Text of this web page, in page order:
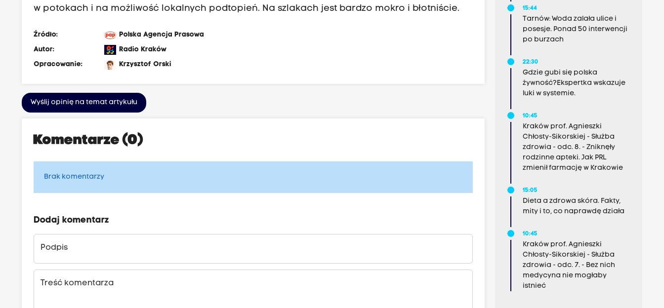
w potokach i na możliwość lokalnych podtopień. Na szlakach jest bardzo mokro i błotniście.
Źródło:
Polska Agencja Prasowa
Autor:
Radio Kraków
Opracowanie:
Krzysztof Orski
Wyślij opinię na temat artykułu
Komentarze (0)
Brak komentarzy
Dodaj komentarz
Podpis
Treść komentarza
15:44
Tarnów: Woda zalała ulice i
posesje. Ponad 50 interwencji
po burzach
22:30
Gdzie gubi się polska
żywność?Ekspertka wskazuje
luki w systemie.
10:45
Kraków prof. Agnieszki
Chłosty-Sikorskiej - Służba
zdrowia - odc. 8. - Zniknęły
rodzinne apteki. Jak PRL
zmienił farmację w Krakowie
15:05
Dieta a zdrowa skóra. Fakty,
mity i to, co naprawdę działa
10:45
Kraków prof. Agnieszki
Chłosty-Sikorskiej - Służba
zdrowia - odc. 7. - Bez nich
medycyna nie mogłaby
istnieć